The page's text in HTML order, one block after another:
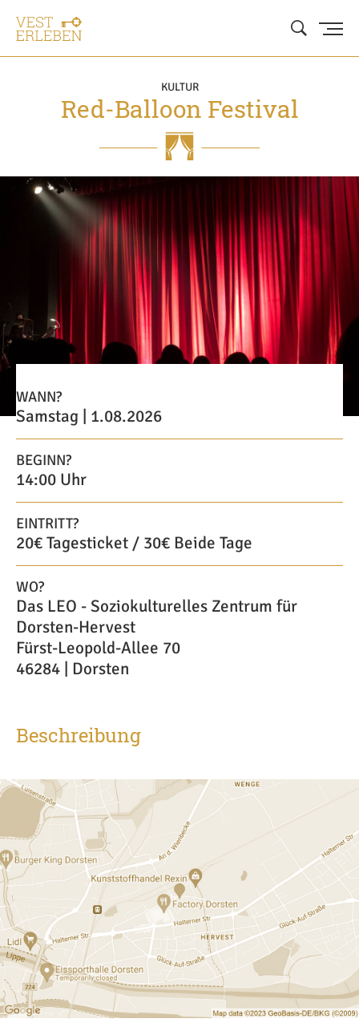
KULTUR
Red-Balloon Festival
WANN?
Samstag | 1.08.2026
BEGINN?
14:00 Uhr
EINTRITT?
20€ Tagesticket / 30€ Beide Tage
WO?
Das LEO - Soziokulturelles Zentrum für
Dorsten-Hervest
Fürst-Leopold-Allee 70
46284 | Dorsten
Beschreibung